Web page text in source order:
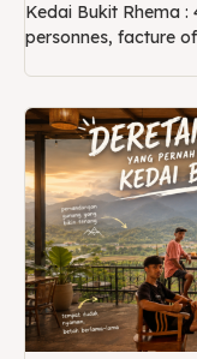
Kedai Bukit Rhema
personnes, facture